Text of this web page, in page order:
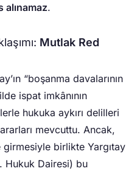
alınamaz.
Mutlak Red
“boşanma davalarının
ispat imkânının
hukuka aykırı delilleri
mevcuttu. Ancak,
girmesiyle birlikte Yargıtay
Hukuk Dairesi) bu